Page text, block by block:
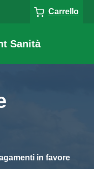
Carrello
Sanità
in favore